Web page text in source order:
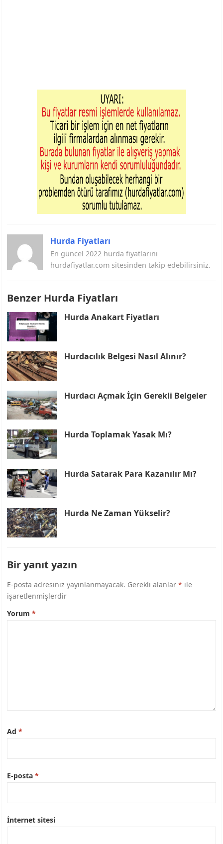
Hurda Fiyatları
En güncel 2022 hurda fiyatlarını
hurdafiyatlar.com sitesinden takip edebilirsiniz.
Benzer Hurda Fiyatları
Hurda Anakart Fiyatları
Hurdacılık Belgesi Nasıl Alınır?
Hurdacı Açmak İçin Gerekli Belgeler
Hurda Toplamak Yasak Mı?
Hurda Satarak Para Kazanılır Mı?
Hurda Ne Zaman Yükselir?
Bir yanıt yazın
E-posta adresiniz yayınlanmayacak. Gerekli alanlar* ile
işaretlenmişlerdir
Yorum*
Ad*
E-posta*
İnternet sitesi